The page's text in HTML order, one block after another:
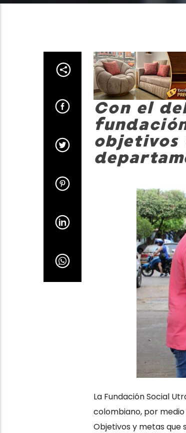
Con el
objetivos
La Fundación Social
colombiano, por
Objetivos y metas que